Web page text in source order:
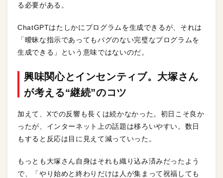
る必要がある。
ChatGPTはたしかにプログラムを生成できるが、それは
「曖昧な指示であってもバグのない完璧なプログラムを
生成できる」という意味ではないのだ。
興味関心とインセンティブ。大塚さん
が考える“継続”のコツ
加えて、Xでの反響も長くは続かなかった。初日こそ良か
ったが、インターネット上の話題は移ろいやすい。数日
もすると反応は目に見えて減っていった。
もっとも大塚さん自身はそれも織り込み済みだったよう
で、「やり始めと終わりだけは人が集まって祝福しても